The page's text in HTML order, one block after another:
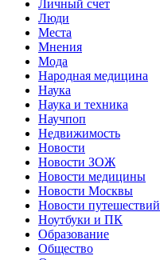
Личный счет
Люди
Места
Мнения
Мода
Народная медицина
Наука
Наука и техника
Научпоп
Недвижимость
Новости
Новости ЗОЖ
Новости медицины
Новости Москвы
Новости путешествий
Ноутбуки и ПК
Образование
Общество